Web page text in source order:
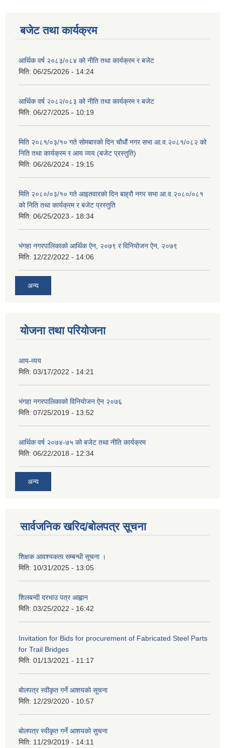
बजेट तथा कार्यक्रम
आर्थिक वर्ष २०८३/०८४ को नीति तथा कार्यक्रम र बजेट
मिति: 06/25/2026 - 14:24
आर्थिक वर्ष २०८२/०८३ को नीति तथा कार्यक्रम र बजेट
मिति: 06/27/2025 - 10:19
मिति २०८१/०३/१० गते सोमबारको दिन चौधौं नगर सभा आ.व.२०८१/०८२ को
निति तथा कार्यक्रम र आय व्यय (बजेट प्रस्तुति)
मिति: 06/26/2024 - 19:15
मिति २०८०/०३/१० गते आइतवारको दिन बाह्रौ नगर सभा आ.व.२०८०/०८१
को निति तथा कार्यक्रम र बजेट प्रस्तुति
मिति: 06/25/2023 - 18:34
भंगहा नगरपालिकाको आर्थिक ऐन, २०७९ र विनियोजन ऐन, २०७९
मिति: 12/22/2022 - 14:06
अन्य
योजना तथा परियोजना
आय-व्यय
मिति: 03/17/2022 - 14:21
भंगहा नगरपालिकाको विनियोजन ऐन २०७६
मिति: 07/25/2019 - 13:52
आर्थिक वर्ष २०७४-७५ को बजेट तथा नीति कार्यक्रम
मिति: 06/22/2018 - 12:34
अन्य
सार्वजनिक खरिद/बोलपत्र सूचना
शिक्षक आवश्यकता सम्बन्धी सूचना ।
मिति: 10/31/2025 - 13:05
शिलबन्दी दरभाउ पत्र आह्वान
मिति: 03/25/2022 - 16:42
Invitation for Bids for procurement of Fabricated Steel Parts
for Trail Bridges
मिति: 01/13/2021 - 11:17
बोलपत्र स्वीकृत गर्ने आशयको सूचना
मिति: 12/29/2020 - 10:57
बोलपत्र स्वीकृत गर्ने आशयको सुचना
मिति: 11/29/2019 - 14:11